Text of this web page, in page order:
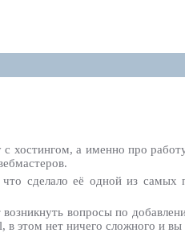
хостингом, а именно про
сделало её одной из
вопросы по
этом нет ничего сложного и вы